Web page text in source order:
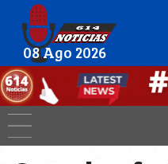
08 Ago 2026